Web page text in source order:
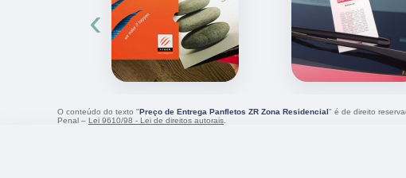
‹
O conteúdo do texto "Preço de Entrega Panfletos ZR Zona Residencial" é de direito
Penal – Lei 9610/98 - Lei de direitos autorais